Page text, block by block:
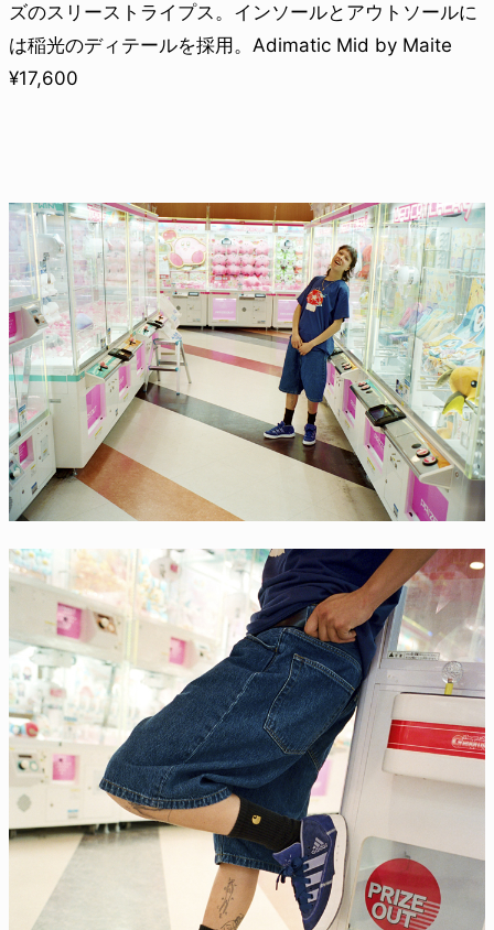
ズのスリーストライプス。インソールとアウトソールに
は稲光のディテールを採用。Adimatic Mid by Maite
¥17,600